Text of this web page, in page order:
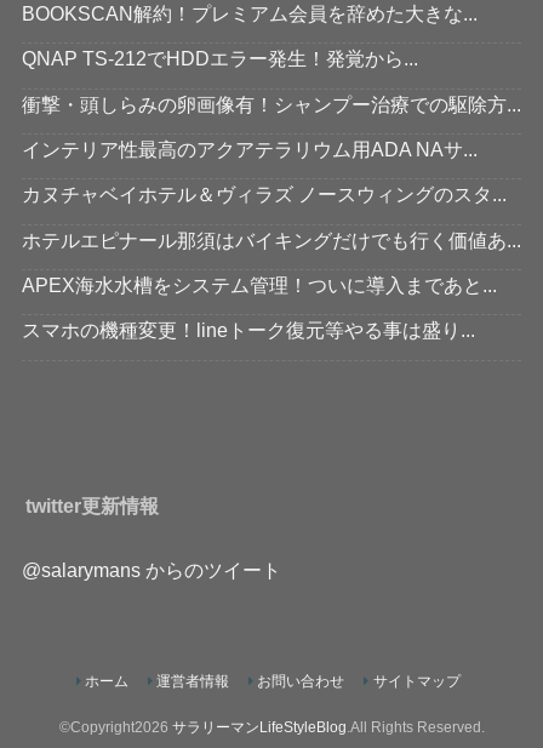
BOOKSCAN解約！プレミアム会員を辞めた大きな...
QNAP TS-212でHDDエラー発生！発覚から...
衝撃・頭しらみの卵画像有！シャンプー治療での駆除方...
インテリア性最高のアクアテラリウム用ADA NAサ...
カヌチャベイホテル＆ヴィラズ ノースウィングのスタ...
ホテルエピナール那須はバイキングだけでも行く価値あ...
APEX海水水槽をシステム管理！ついに導入まであと...
スマホの機種変更！lineトーク復元等やる事は盛り...
twitter更新情報
@salarymans からのツイート
ホーム 運営者情報 お問い合わせ サイトマップ
©Copyright2026 サラリーマンLifeStyleBlog .All Rights Reserved.